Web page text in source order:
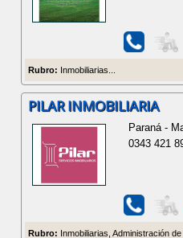
Rubro: Inmobiliarias...
PILAR INMOBILIARIA
Paraná -
0343 421
Rubro: Inmobiliarias, Administración